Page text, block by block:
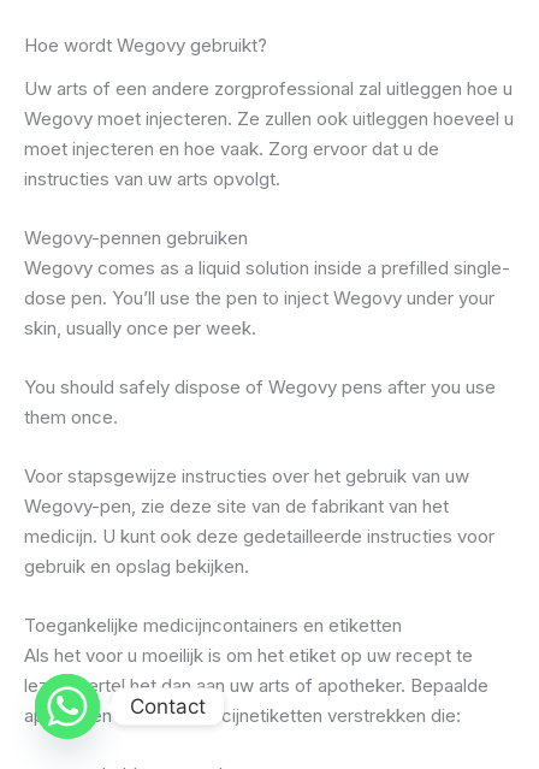
Hoe wordt Wegovy gebruikt?
Uw arts of een andere zorgprofessional zal uitleggen hoe u
Wegovy moet injecteren. Ze zullen ook uitleggen hoeveel u
moet injecteren en hoe vaak. Zorg ervoor dat u de
instructies van uw arts opvolgt.
Wegovy-pennen gebruiken
Wegovy comes as a liquid solution inside a prefilled single-
dose pen. You’ll use the pen to inject Wegovy under your
skin, usually once per week.
You should safely dispose of Wegovy pens after you use
them once.
Voor stapsgewijze instructies over het gebruik van uw
Wegovy-pen, zie deze site van de fabrikant van het
medicijn. U kunt ook deze gedetailleerde instructies voor
gebruik en opslag bekijken.
Toegankelijke medicijncontainers en etiketten
Als het voor u moeilijk is om het etiket op uw recept te
lezen, vertel het dan aan uw arts of apotheker. Bepaalde
apotheken kunnen medicijnetiketten verstrekken die:
Contact